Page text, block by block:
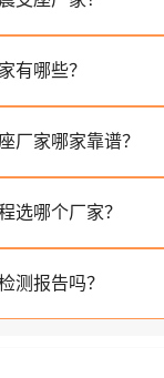
有哪些？
厂家哪家靠谱？
选哪个厂家？
测报告吗？